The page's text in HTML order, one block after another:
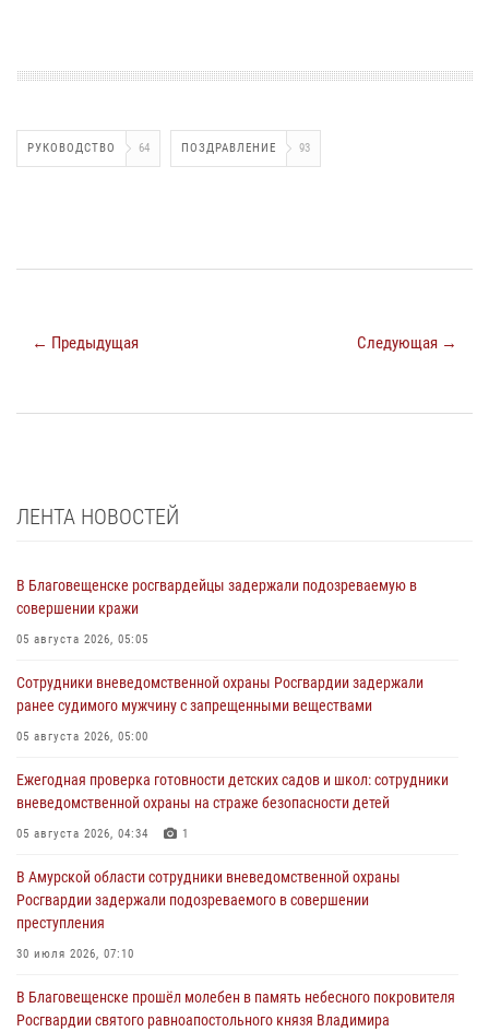
РУКОВОДСТВО 64 ПОЗДРАВЛЕНИЕ 93
← Предыдущая Следующая →
ЛЕНТА НОВОСТЕЙ
В Благовещенске росгвардейцы задержали подозреваемую в
совершении кражи
05 августа 2026, 05:05
Сотрудники вневедомственной охраны Росгвардии задержали
ранее судимого мужчину с запрещенными веществами
05 августа 2026, 05:00
Ежегодная проверка готовности детских садов и школ: сотрудники
вневедомственной охраны на страже безопасности детей
05 августа 2026, 04:34 1
В Амурской области сотрудники вневедомственной охраны
Росгвардии задержали подозреваемого в совершении
преступления
30 июля 2026, 07:10
В Благовещенске прошёл молебен в память небесного покровителя
Росгвардии святого равноапостольного князя Владимира